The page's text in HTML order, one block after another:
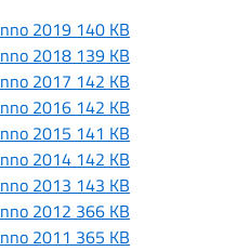
2019 140 KB
2018 139 KB
2017 142 KB
2016 142 KB
2015 141 KB
2014 142 KB
2013 143 KB
2012 366 KB
2011 365 KB